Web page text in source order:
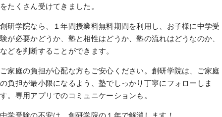
をたくさん受けてきました。
創研学院なら、１年間授業料無料期間を利用し、お子様に中学受
験が必要かどうか、塾と相性はどうか、塾の流れはどうなのか、
などを判断することができます。
ご家庭の負担が心配な方もご安心ください。創研学院は、ご家庭
の負担が最小限になるよう、塾でしっかり丁寧にフォローしま
す。専用アプリでのコミュニケーションも。
中学受験の不安は、創研学院の１年で解消します！